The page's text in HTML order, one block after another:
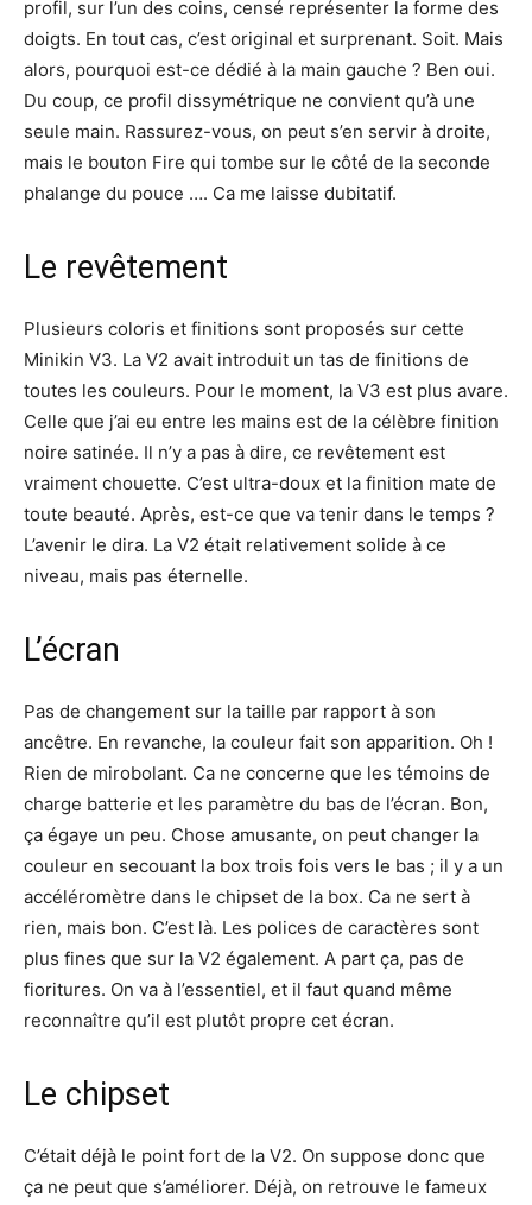
profil, sur l’un des coins, censé représenter la forme des
doigts. En tout cas, c’est original et surprenant. Soit. Mais
alors, pourquoi est-ce dédié à la main gauche ? Ben oui.
Du coup, ce profil dissymétrique ne convient qu’à une
seule main. Rassurez-vous, on peut s’en servir à droite,
mais le bouton Fire qui tombe sur le côté de la seconde
phalange du pouce …. Ca me laisse dubitatif.
Le revêtement
Plusieurs coloris et finitions sont proposés sur cette
Minikin V3. La V2 avait introduit un tas de finitions de
toutes les couleurs. Pour le moment, la V3 est plus avare.
Celle que j’ai eu entre les mains est de la célèbre finition
noire satinée. Il n’y a pas à dire, ce revêtement est
vraiment chouette. C’est ultra-doux et la finition mate de
toute beauté. Après, est-ce que va tenir dans le temps ?
L’avenir le dira. La V2 était relativement solide à ce
niveau, mais pas éternelle.
L’écran
Pas de changement sur la taille par rapport à son
ancêtre. En revanche, la couleur fait son apparition. Oh !
Rien de mirobolant. Ca ne concerne que les témoins de
charge batterie et les paramètre du bas de l’écran. Bon,
ça égaye un peu. Chose amusante, on peut changer la
couleur en secouant la box trois fois vers le bas ; il y a un
accéléromètre dans le chipset de la box. Ca ne sert à
rien, mais bon. C’est là. Les polices de caractères sont
plus fines que sur la V2 également. A part ça, pas de
fioritures. On va à l’essentiel, et il faut quand même
reconnaître qu’il est plutôt propre cet écran.
Le chipset
C’était déjà le point fort de la V2. On suppose donc que
ça ne peut que s’améliorer. Déjà, on retrouve le fameux